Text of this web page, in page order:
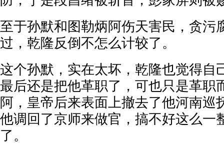
至于孙默和图勒炳阿伤天害民，贪污
过，乾隆反倒不怎么计较了。
这个孙默，实在太坏，乾隆也觉得自
最后还是把他革职了，可也只是革职
阿，皇帝后来表面上撤去了他河南巡
他调回了京师来做官，搞不好这么一
了。